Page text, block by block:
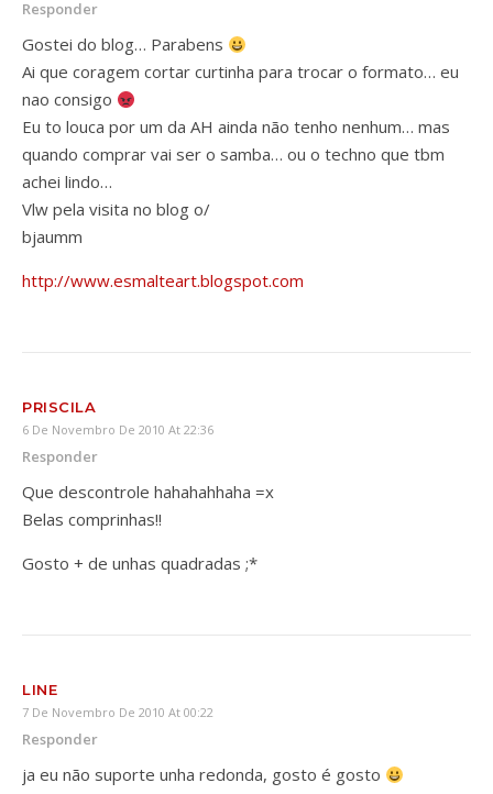
Responder
Gostei do blog… Parabens
Ai que coragem cortar curtinha para trocar o formato… eu
nao consigo
Eu to louca por um da AH ainda não tenho nenhum… mas
quando comprar vai ser o samba… ou o techno que tbm
achei lindo…
Vlw pela visita no blog o/
bjaumm
http://www.esmalteart.blogspot.com
PRISCILA
6 De Novembro De 2010 At 22:36
Responder
Que descontrole hahahahhaha =x
Belas comprinhas!!
Gosto + de unhas quadradas ;*
LINE
7 De Novembro De 2010 At 00:22
Responder
ja eu não suporte unha redonda, gosto é gosto